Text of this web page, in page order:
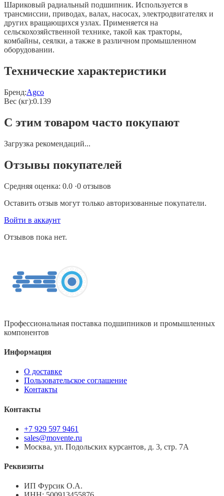
Шариковый радиальный подшипник. Используется в
трансмиссии, приводах, валах, насосах, электродвигателях и
других вращающихся узлах. Применяется на
сельскохозяйственной технике, такой как тракторы,
комбайны, сеялки, а также в различном промышленном
оборудовании.
Технические характеристики
Бренд:Agco
Вес (кг):0.139
С этим товаром часто покупают
Загрузка рекомендаций...
Отзывы покупателей
Средняя оценка: 0.0 ·0 отзывов
Оставить отзыв могут только авторизованные покупатели.
Войти в аккаунт
Отзывов пока нет.
Профессиональная поставка подшипников и промышленных
компонентов
Информация
О доставке
Пользовательское соглашение
Контакты
Контакты
+7 929 597 9461
sales@movente.ru
Москва, ул. Подольских курсантов, д. 3, стр. 7А
Реквизиты
ИП Фурсик О.А.